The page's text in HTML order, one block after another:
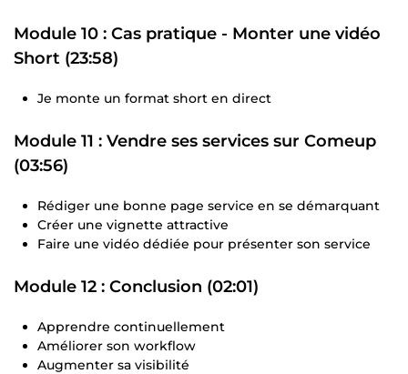
Module 10 : Cas pratique - Monter une vidéo
Short (23:58)
Je monte un format short en direct
Module 11 : Vendre ses services sur Comeup
(03:56)
Rédiger une bonne page service en se démarquant
Créer une vignette attractive
Faire une vidéo dédiée pour présenter son service
Module 12 : Conclusion (02:01)
Apprendre continuellement
Améliorer son workflow
Augmenter sa visibilité